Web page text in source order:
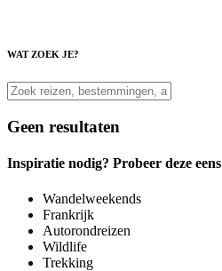
WAT ZOEK JE?
Geen resultaten
Inspiratie nodig? Probeer deze eens
Wandelweekends
Frankrijk
Autorondreizen
Wildlife
Trekking